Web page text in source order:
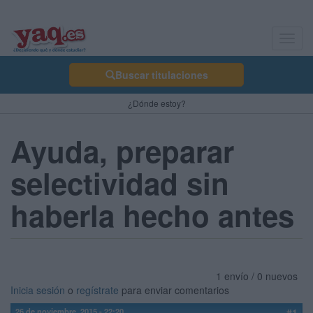
Buscar titulaciones
¿Dónde estoy?
Ayuda, preparar
selectividad sin
haberla hecho antes
1 envío / 0 nuevos
Inicia sesión o regístrate para enviar comentarios